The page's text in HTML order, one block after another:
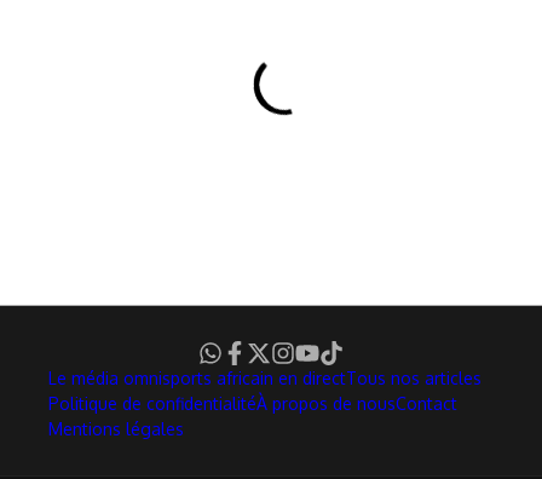
Le média omnisports africain en directTous nos articles
Politique de confidentialitéÀ propos de nousContact
Mentions légales